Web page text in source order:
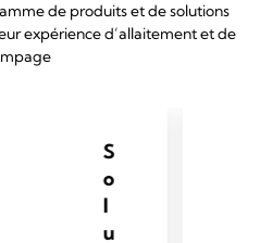
de produits et de solutions
expérience d’allaitement et de
S
o
l
u